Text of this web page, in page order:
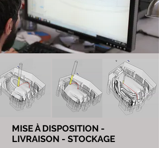
MISE À DISPOSITION -
LIVRAISON - STOCKAGE